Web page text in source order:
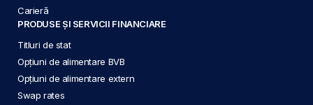
Carieră
PRODUSE ȘI SERVICII FINANCIARE
Titluri de stat
Opțiuni de alimentare BVB
Opțiuni de alimentare extern
Swap rates